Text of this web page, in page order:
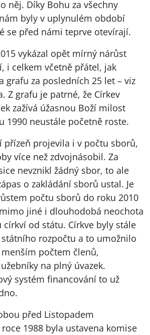
něj. Díky Bohu za všechny
byly v uplynulém období
se před námi teprve otevírají.
vykázal opět mírný nárůst
i celkem včetně přátel, jak
grafu za posledních 25 let – viz
Z grafu je patrné, že Církev
zažívá úžasnou Boží milost
1990 neustále početně roste.
přízeň projevila i v počtu sborů,
více než zdvojnásobil. Za
nevznikl žádný sbor, to ale
o zakládání sborů ustal. Je
počtu sborů do roku 2010
jiné i dlouhodobá neochota
od státu. Církve byly stále
rozpočtu a to umožnilo
počtem členů,
na plný úvazek.
systém financování to už
před Listopadem
1988 byla ustavena komise